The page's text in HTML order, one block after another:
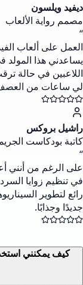
ديفيد ويلسون
مصمم رواية الألعاب
“
العمل على ألعاب
يساعدني هذا المولد
اللاعبين في حالة
لي ساعات من
راشيل بروكس
كاتبة بودكاست
“
على الرغم من أنني
في تنظيم زوايا
رائع لتطوير
جديدًا وجذابًا.
كيف يمكنني